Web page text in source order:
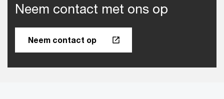
Neem contact met ons op
Neem contact op